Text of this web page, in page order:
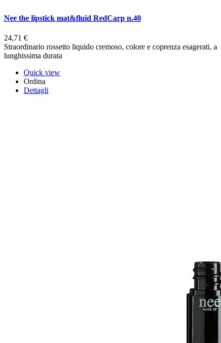
Nee the lipstick mat&fluid RedCarp n.40
24,71 €
Straordinario rossetto liquido cremoso, colore e coprenza esagerati, a
lunghissima durata
Quick view
Ordina
Dettagli